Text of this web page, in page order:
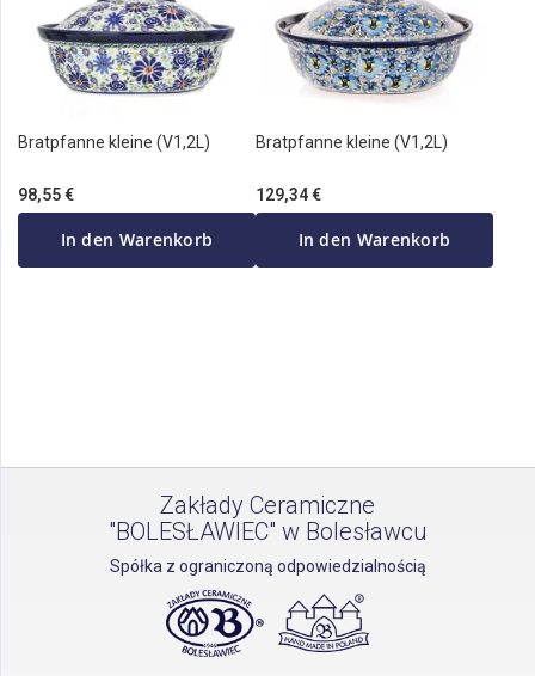
Bratpfanne kleine (V1,2L)
98,55 €
In den Warenkorb
Bratpfanne kleine (V1,2L)
129,34 €
In den Warenkorb
Zakłady Ceramiczne
"BOLESŁAWIEC" w Bolesławcu
Spółka z ograniczoną odpowiedzialnością